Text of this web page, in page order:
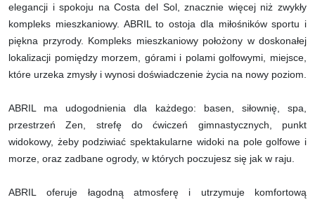
elegancji i spokoju na Costa del Sol, znacznie więcej niż zwykły
kompleks mieszkaniowy. ABRIL to ostoja dla miłośników sportu i
piękna przyrody. Kompleks mieszkaniowy położony w doskonałej
lokalizacji pomiędzy morzem, górami i polami golfowymi, miejsce,
które urzeka zmysły i wynosi doświadczenie życia na nowy poziom.
ABRIL ma udogodnienia dla każdego: basen, siłownię, spa,
przestrzeń Zen, strefę do ćwiczeń gimnastycznych, punkt
widokowy, żeby podziwiać spektakularne widoki na pole golfowe i
morze, oraz zadbane ogrody, w których poczujesz się jak w raju.
ABRIL oferuje łagodną atmosferę i utrzymuje komfortową